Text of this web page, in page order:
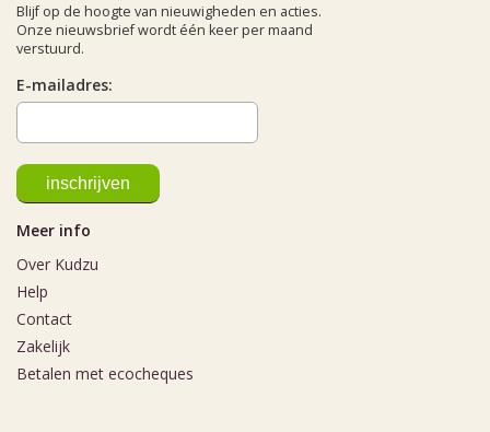
Blijf op de hoogte van nieuwigheden en acties.
Onze nieuwsbrief wordt één keer per maand
verstuurd.
E-mailadres:
Meer info
Over Kudzu
Help
Contact
Zakelijk
Betalen met ecocheques